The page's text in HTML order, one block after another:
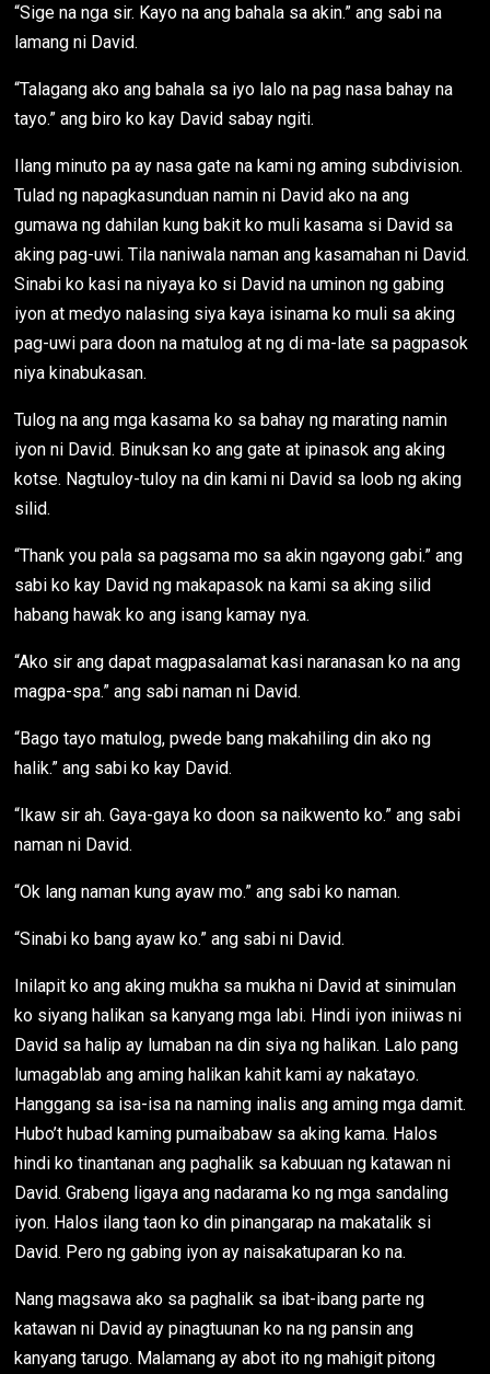
“Sige na nga sir. Kayo na ang bahala sa akin.” ang sabi na
lamang ni David.
“Talagang ako ang bahala sa iyo lalo na pag nasa bahay na
tayo.” ang biro ko kay David sabay ngiti.
Ilang minuto pa ay nasa gate na kami ng aming subdivision.
Tulad ng napagkasunduan namin ni David ako na ang
gumawa ng dahilan kung bakit ko muli kasama si David sa
aking pag-uwi. Tila naniwala naman ang kasamahan ni David.
Sinabi ko kasi na niyaya ko si David na uminon ng gabing
iyon at medyo nalasing siya kaya isinama ko muli sa aking
pag-uwi para doon na matulog at ng di ma-late sa pagpasok
niya kinabukasan.
Tulog na ang mga kasama ko sa bahay ng marating namin
iyon ni David. Binuksan ko ang gate at ipinasok ang aking
kotse. Nagtuloy-tuloy na din kami ni David sa loob ng aking
silid.
“Thank you pala sa pagsama mo sa akin ngayong gabi.” ang
sabi ko kay David ng makapasok na kami sa aking silid
habang hawak ko ang isang kamay nya.
“Ako sir ang dapat magpasalamat kasi naranasan ko na ang
magpa-spa.” ang sabi naman ni David.
“Bago tayo matulog, pwede bang makahiling din ako ng
halik.” ang sabi ko kay David.
“Ikaw sir ah. Gaya-gaya ko doon sa naikwento ko.” ang sabi
naman ni David.
“Ok lang naman kung ayaw mo.” ang sabi ko naman.
“Sinabi ko bang ayaw ko.” ang sabi ni David.
Inilapit ko ang aking mukha sa mukha ni David at sinimulan
ko siyang halikan sa kanyang mga labi. Hindi iyon iniiwas ni
David sa halip ay lumaban na din siya ng halikan. Lalo pang
lumagablab ang aming halikan kahit kami ay nakatayo.
Hanggang sa isa-isa na naming inalis ang aming mga damit.
Hubo’t hubad kaming pumaibabaw sa aking kama. Halos
hindi ko tinantanan ang paghalik sa kabuuan ng katawan ni
David. Grabeng ligaya ang nadarama ko ng mga sandaling
iyon. Halos ilang taon ko din pinangarap na makatalik si
David. Pero ng gabing iyon ay naisakatuparan ko na.
Nang magsawa ako sa paghalik sa ibat-ibang parte ng
katawan ni David ay pinagtuunan ko na ng pansin ang
kanyang tarugo. Malamang ay abot ito ng mahigit pitong